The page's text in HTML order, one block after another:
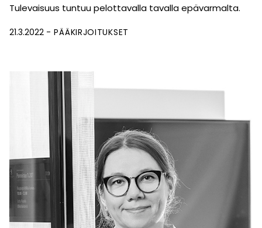
Tulevaisuus tuntuu pelottavalla tavalla epävarmalta.
21.3.2022 PÄÄKIRJOITUKSET